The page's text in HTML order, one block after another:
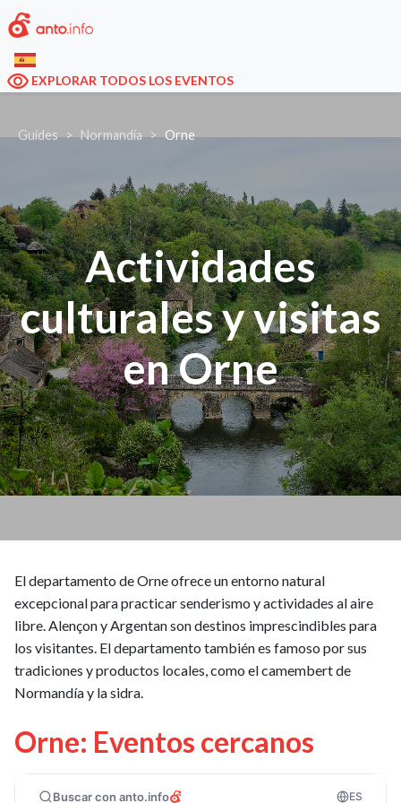
EXPLORAR TODOS LOS EVENTOS
Guides Normandía Orne
Actividades
culturales y visitas
en Orne
El departamento de Orne ofrece un entorno natural
excepcional para practicar senderismo y actividades al aire
libre. Alençon y Argentan son destinos imprescindibles para
los visitantes. El departamento también es famoso por sus
tradiciones y productos locales, como el camembert de
Normandía y la sidra.
Orne: Eventos cercanos
Buscar con anto.info ES